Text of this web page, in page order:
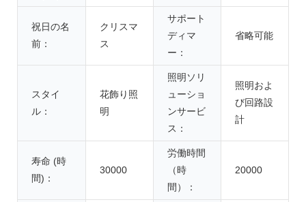
祝日の名
前：
クリスマ
ス
サポート
ディマ
ー：
省略可能
スタイ
ル：
花飾り照
明
照明ソリ
ューショ
ンサービ
ス：
照明およ
び回路設
計
寿命 (時
間)：
30000
労働時間
（時
間）：
20000